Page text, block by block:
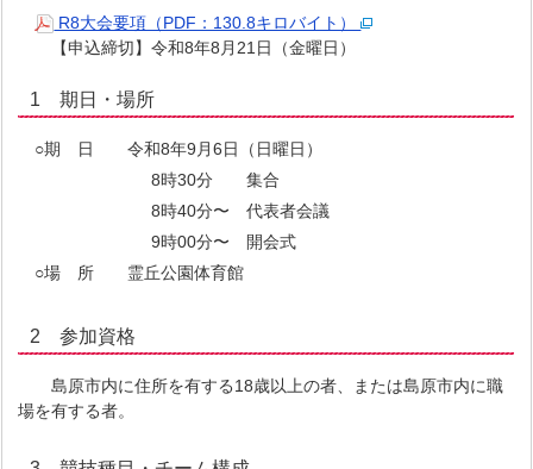
R8大会要項（PDF：130.8キロバイト）
【申込締切】令和8年8月21日（金曜日）
1 期日・場所
○期 日 令和8年9月6日（日曜日）
8時30分 集合
8時40分〜 代表者会議
9時00分〜 開会式
○場 所 霊丘公園体育館
2 参加資格
島原市内に住所を有する18歳以上の者、または島原市内に職
場を有する者。